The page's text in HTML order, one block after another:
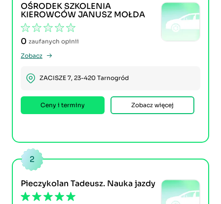
OŚRODEK SZKOLENIA
KIEROWCÓW JANUSZ MOŁDA
0 zaufanych opinii
Zobacz
ZACISZE 7, 23-420 Tarnogród
Ceny i terminy Zobacz więcej
2
Pieczykolan Tadeusz. Nauka jazdy